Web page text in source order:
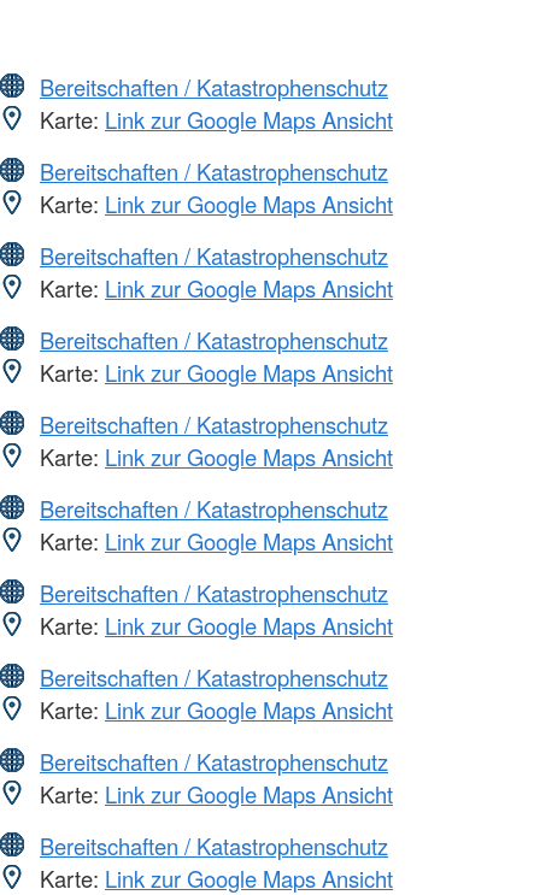
Bereitschaften / Katastrophenschutz
Karte: Link zur Google Maps Ansicht
Bereitschaften / Katastrophenschutz
Karte: Link zur Google Maps Ansicht
Bereitschaften / Katastrophenschutz
Karte: Link zur Google Maps Ansicht
Bereitschaften / Katastrophenschutz
Karte: Link zur Google Maps Ansicht
Bereitschaften / Katastrophenschutz
Karte: Link zur Google Maps Ansicht
Bereitschaften / Katastrophenschutz
Karte: Link zur Google Maps Ansicht
Bereitschaften / Katastrophenschutz
Karte: Link zur Google Maps Ansicht
Bereitschaften / Katastrophenschutz
Karte: Link zur Google Maps Ansicht
Bereitschaften / Katastrophenschutz
Karte: Link zur Google Maps Ansicht
Bereitschaften / Katastrophenschutz
Karte: Link zur Google Maps Ansicht